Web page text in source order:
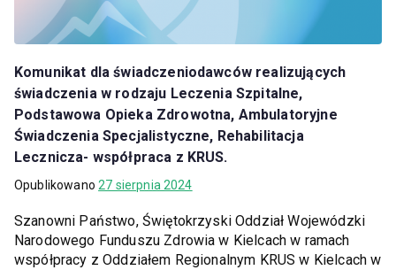
Komunikat dla świadczeniodawców realizujących
świadczenia w rodzaju Leczenia Szpitalne,
Podstawowa Opieka Zdrowotna, Ambulatoryjne
Świadczenia Specjalistyczne, Rehabilitacja
Lecznicza- współpraca z KRUS.
Opublikowano27 sierpnia 2024
Szanowni Państwo, Świętokrzyski Oddział Wojewódzki
Narodowego Funduszu Zdrowia w Kielcach w ramach
współpracy z Oddziałem Regionalnym KRUS w Kielcach w